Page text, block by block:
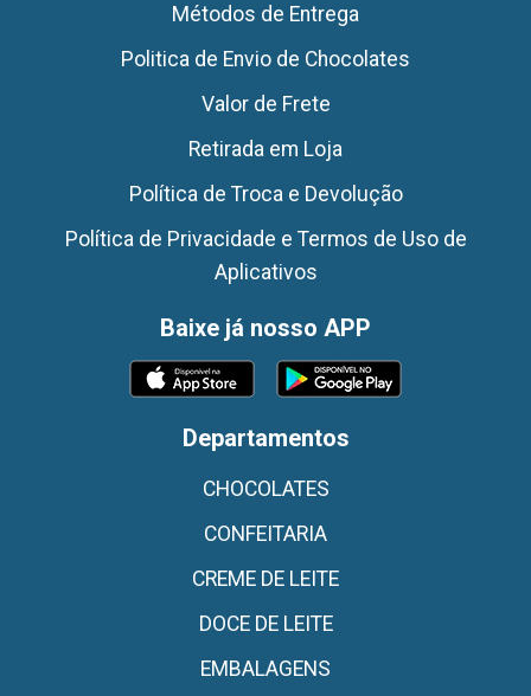
Métodos de Entrega
Politica de Envio de Chocolates
Valor de Frete
Retirada em Loja
Política de Troca e Devolução
Política de Privacidade e Termos de Uso de
Aplicativos
Baixe já nosso APP
Departamentos
CHOCOLATES
CONFEITARIA
CREME DE LEITE
DOCE DE LEITE
EMBALAGENS